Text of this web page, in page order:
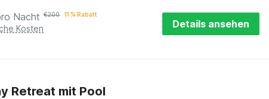
Nacht €200 11 % Rabatt
Kosten Details ansehen
Retreat mit Pool